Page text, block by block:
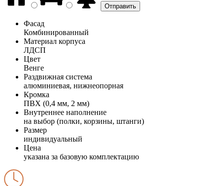
Фасад
Комбинированный
Материал корпуса
ЛДСП
Цвет
Венге
Раздвижная система
алюминиевая, нижнеопорная
Кромка
ПВХ (0,4 мм, 2 мм)
Внутреннее наполнение
на выбор (полки, корзины, штанги)
Размер
индивидуальный
Цена
указана за базовую комплектацию